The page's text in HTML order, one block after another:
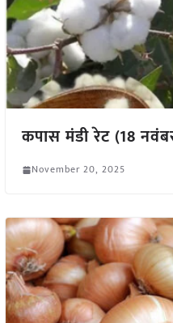
कपास मंडी रेट (18
November 20, 2025